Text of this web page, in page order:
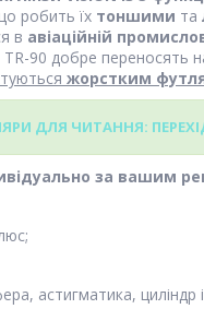
робить їх тоншими та
в авіаційній
90 добре переносять
жорстким
ДЛЯ ЧИТАННЯ:
за вашим
астигматика, циліндр